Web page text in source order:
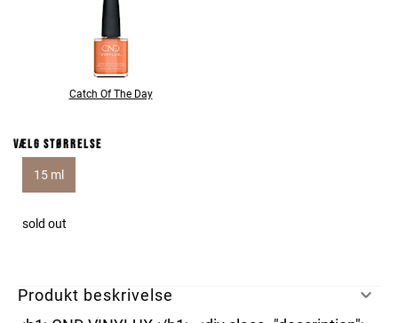
Catch Of The Day
Vælg størrelse
15 ml
sold out
Produkt beskrivelse